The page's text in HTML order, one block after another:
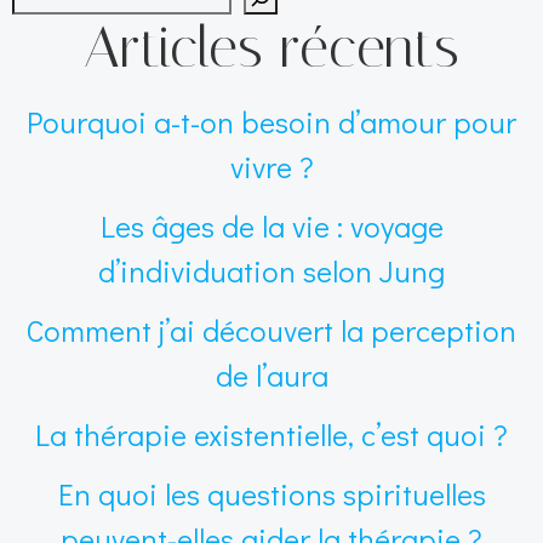
Articles récents
Pourquoi a-t-on besoin d’amour pour
vivre ?
Les âges de la vie : voyage
d’individuation selon Jung
Comment j’ai découvert la perception
de l’aura
La thérapie existentielle, c’est quoi ?
En quoi les questions spirituelles